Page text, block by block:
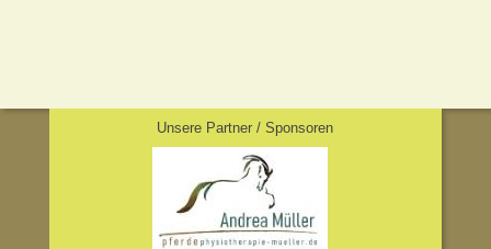
Unsere Partner / Sponsoren